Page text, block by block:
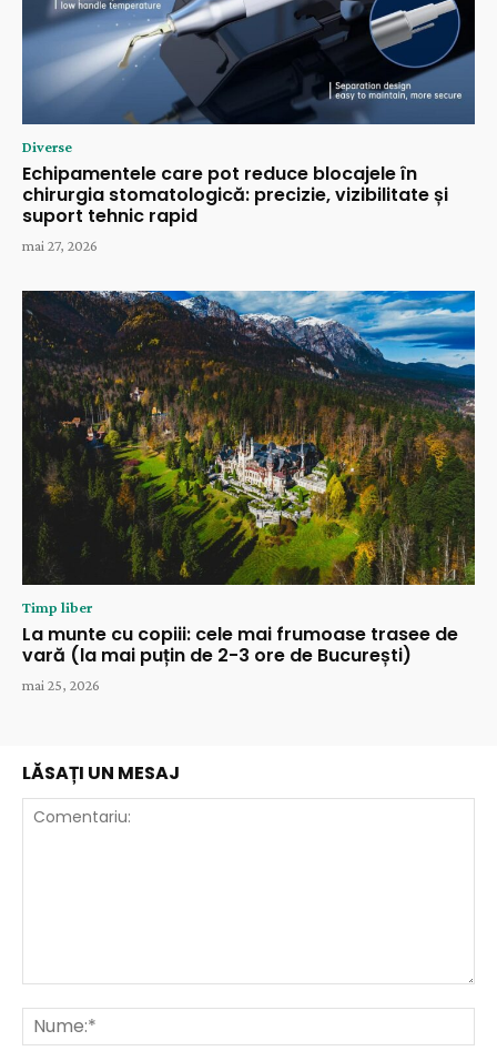
Diverse
Echipamentele care pot reduce blocajele în
chirurgia stomatologică: precizie, vizibilitate și
suport tehnic rapid
mai 27, 2026
Timp liber
La munte cu copiii: cele mai frumoase trasee de
vară (la mai puțin de 2-3 ore de București)
mai 25, 2026
LĂSAȚI UN MESAJ